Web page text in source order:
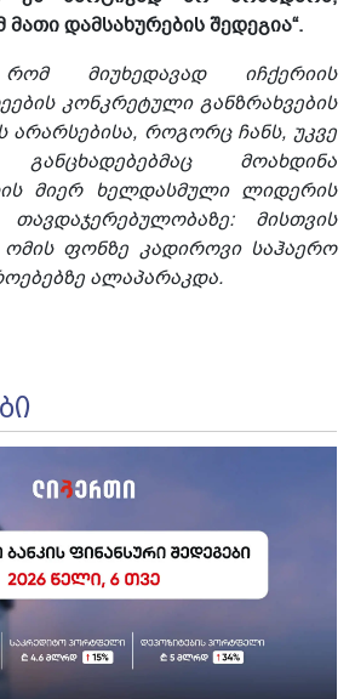
დამსახურების შედეგია“.
რომ მიუხედავად იჩქერიის
კონკრეტული განზრახვების
არარსებისა, როგორც ჩანს, უკვე
განცხადებებმაც მოახდინა
მიერ ხელდასმული ლიდერის
მისთვის
ფონზე კადიროვი საჰაერო
ალაპარაკდა.